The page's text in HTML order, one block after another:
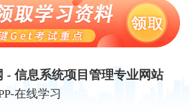
- 信息系统项目管理专业网站
在线学习